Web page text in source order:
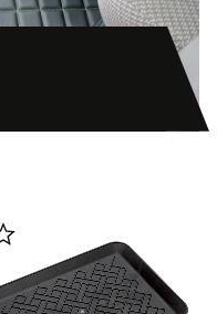
Lägg till i favoriter